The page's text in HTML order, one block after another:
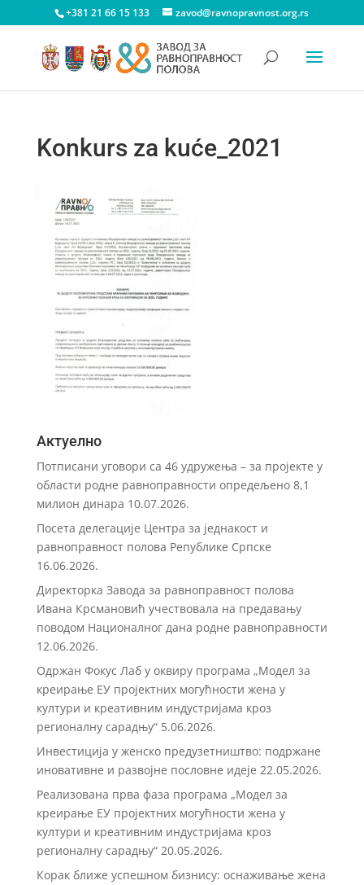
+381 21 66 15 133 zavod@ravnopravnost.org.rs
Konkurs za kuće_2021
Актуелно
Потписани уговори са 46 удружења – за пројекте у
области родне равноправности опредељено 8,1
милион динара 10.07.2026.
Посета делегације Центра за једнакост и
равноправност полова Републике Српске
16.06.2026.
Директорка Завода за равноправност полова
Ивана Крсмановић учествовала на предавању
поводом Националног дана родне равноправности
12.06.2026.
Одржан Фокус Лаб у оквиру програма „Модел за
креирање ЕУ пројектних могућности жена у
култури и креативним индустријама кроз
регионалну сарадњу“ 5.06.2026.
Инвестиција у женско предузетништво: подржане
иновативне и развојне пословне идеје 22.05.2026.
Реализована прва фаза програма „Модел за
креирање ЕУ пројектних могућности жена у
култури и креативним индустријама кроз
регионалну сарадњу“ 20.05.2026.
Корак ближе успешном бизнису: оснаживање жена